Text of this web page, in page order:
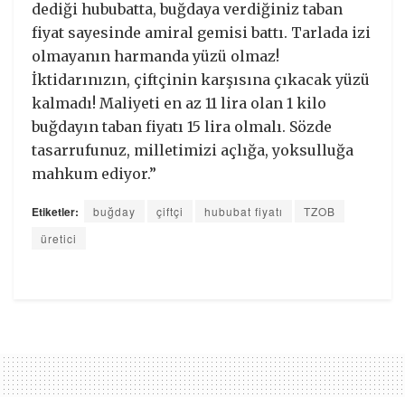
dediği hububatta, buğdaya verdiğiniz taban
fiyat sayesinde amiral gemisi battı. Tarlada izi
olmayanın harmanda yüzü olmaz!
İktidarınızın, çiftçinin karşısına çıkacak yüzü
kalmadı! Maliyeti en az 11 lira olan 1 kilo
buğdayın taban fiyatı 15 lira olmalı. Sözde
tasarrufunuz, milletimizi açlığa, yoksulluğa
mahkum ediyor.”
Etiketler: buğday çiftçi hububat fiyatı
TZOB
üretici